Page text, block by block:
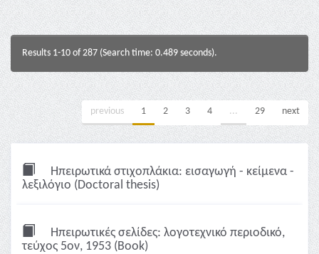
Results 1-10 of 287 (Search time: 0.489 seconds).
previous 1 2 3 4 ... 29 next
Ηπειρωτικά στιχοπλάκια: εισαγωγή - κείμενα -
λεξιλόγιο (Doctoral thesis)
Ηπειρωτικές σελίδες: λογοτεχνικό περιοδικό,
τεύχος 5ον, 1953 (Book)